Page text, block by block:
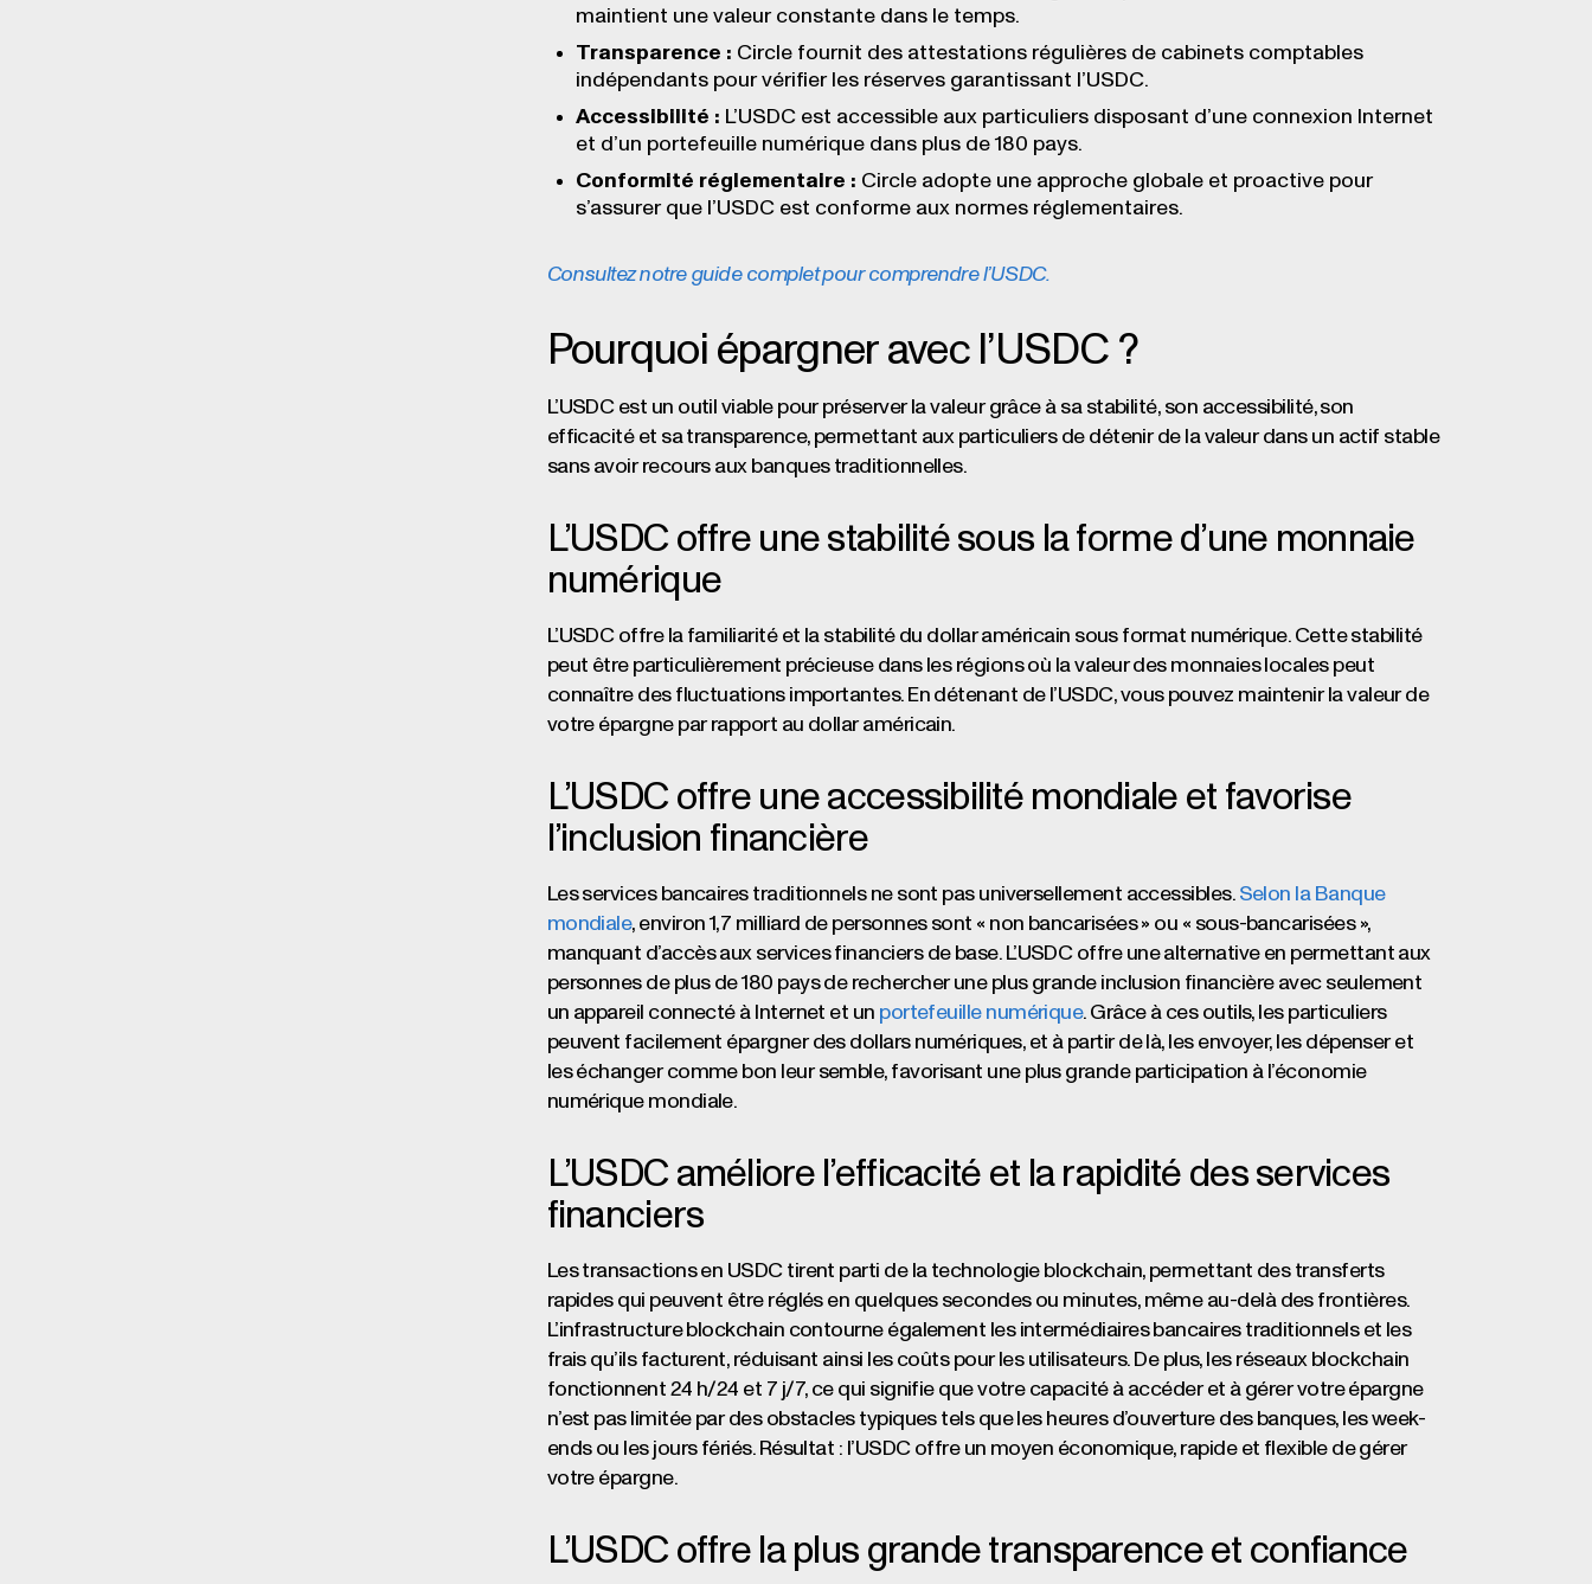
maintient une valeur constante dans le temps.
Transparence : Circle fournit des attestations régulières de cabinets comptables
indépendants pour vérifier les réserves garantissant l’USDC.
Accessibilité : L’USDC est accessible aux particuliers disposant d’une connexion Internet
et d’un portefeuille numérique dans plus de 180 pays.
Conformité réglementaire : Circle adopte une approche globale et proactive pour
s’assurer que l’USDC est conforme aux normes réglementaires.
Consultez notre guide complet pour comprendre l’USDC.
Pourquoi épargner avec l’USDC ?
L’USDC est un outil viable pour préserver la valeur grâce à sa stabilité, son accessibilité, son
efficacité et sa transparence, permettant aux particuliers de détenir de la valeur dans un actif stable
sans avoir recours aux banques traditionnelles.
L’USDC offre une stabilité sous la forme d’une monnaie
numérique
L’USDC offre la familiarité et la stabilité du dollar américain sous format numérique. Cette stabilité
peut être particulièrement précieuse dans les régions où la valeur des monnaies locales peut
connaître des fluctuations importantes. En détenant de l’USDC, vous pouvez maintenir la valeur de
votre épargne par rapport au dollar américain.
L’USDC offre une accessibilité mondiale et favorise
l’inclusion financière
Les services bancaires traditionnels ne sont pas universellement accessibles. Selon la Banque
mondiale, environ 1,7 milliard de personnes sont « non bancarisées » ou « sous-bancarisées »,
manquant d’accès aux services financiers de base. L’USDC offre une alternative en permettant aux
personnes de plus de 180 pays de rechercher une plus grande inclusion financière avec seulement
un appareil connecté à Internet et un portefeuille numérique. Grâce à ces outils, les particuliers
peuvent facilement épargner des dollars numériques, et à partir de là, les envoyer, les dépenser et
les échanger comme bon leur semble, favorisant une plus grande participation à l’économie
numérique mondiale.
L’USDC améliore l’efficacité et la rapidité des services
financiers
Les transactions en USDC tirent parti de la technologie blockchain, permettant des transferts
rapides qui peuvent être réglés en quelques secondes ou minutes, même au-delà des frontières.
L’infrastructure blockchain contourne également les intermédiaires bancaires traditionnels et les
frais qu’ils facturent, réduisant ainsi les coûts pour les utilisateurs. De plus, les réseaux blockchain
fonctionnent 24 h/24 et 7 j/7, ce qui signifie que votre capacité à accéder et à gérer votre épargne
n’est pas limitée par des obstacles typiques tels que les heures d’ouverture des banques, les week-
ends ou les jours fériés. Résultat : l’USDC offre un moyen économique, rapide et flexible de gérer
votre épargne.
L’USDC offre la plus grande transparence et confiance